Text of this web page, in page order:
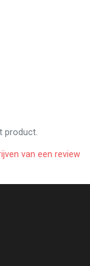
product.
van een review